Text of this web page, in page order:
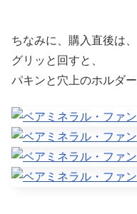
ちなみに、購入直後は
グリッと回すと、
パキンと穴上のホルダ